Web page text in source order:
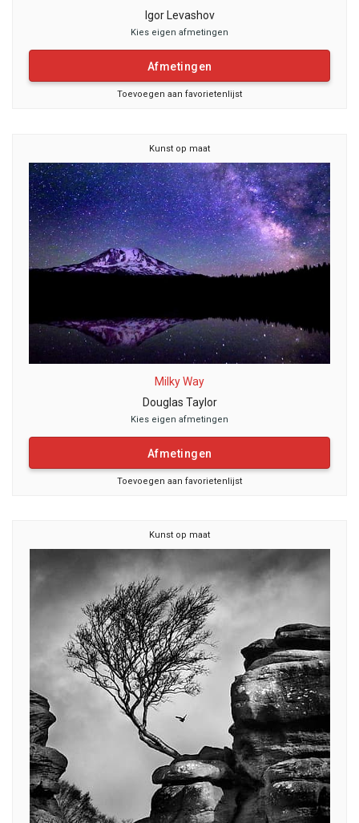
Igor Levashov
Kies eigen afmetingen
Afmetingen
Toevoegen aan favorietenlijst
Kunst op maat
Milky Way
Douglas Taylor
Kies eigen afmetingen
Afmetingen
Toevoegen aan favorietenlijst
Kunst op maat